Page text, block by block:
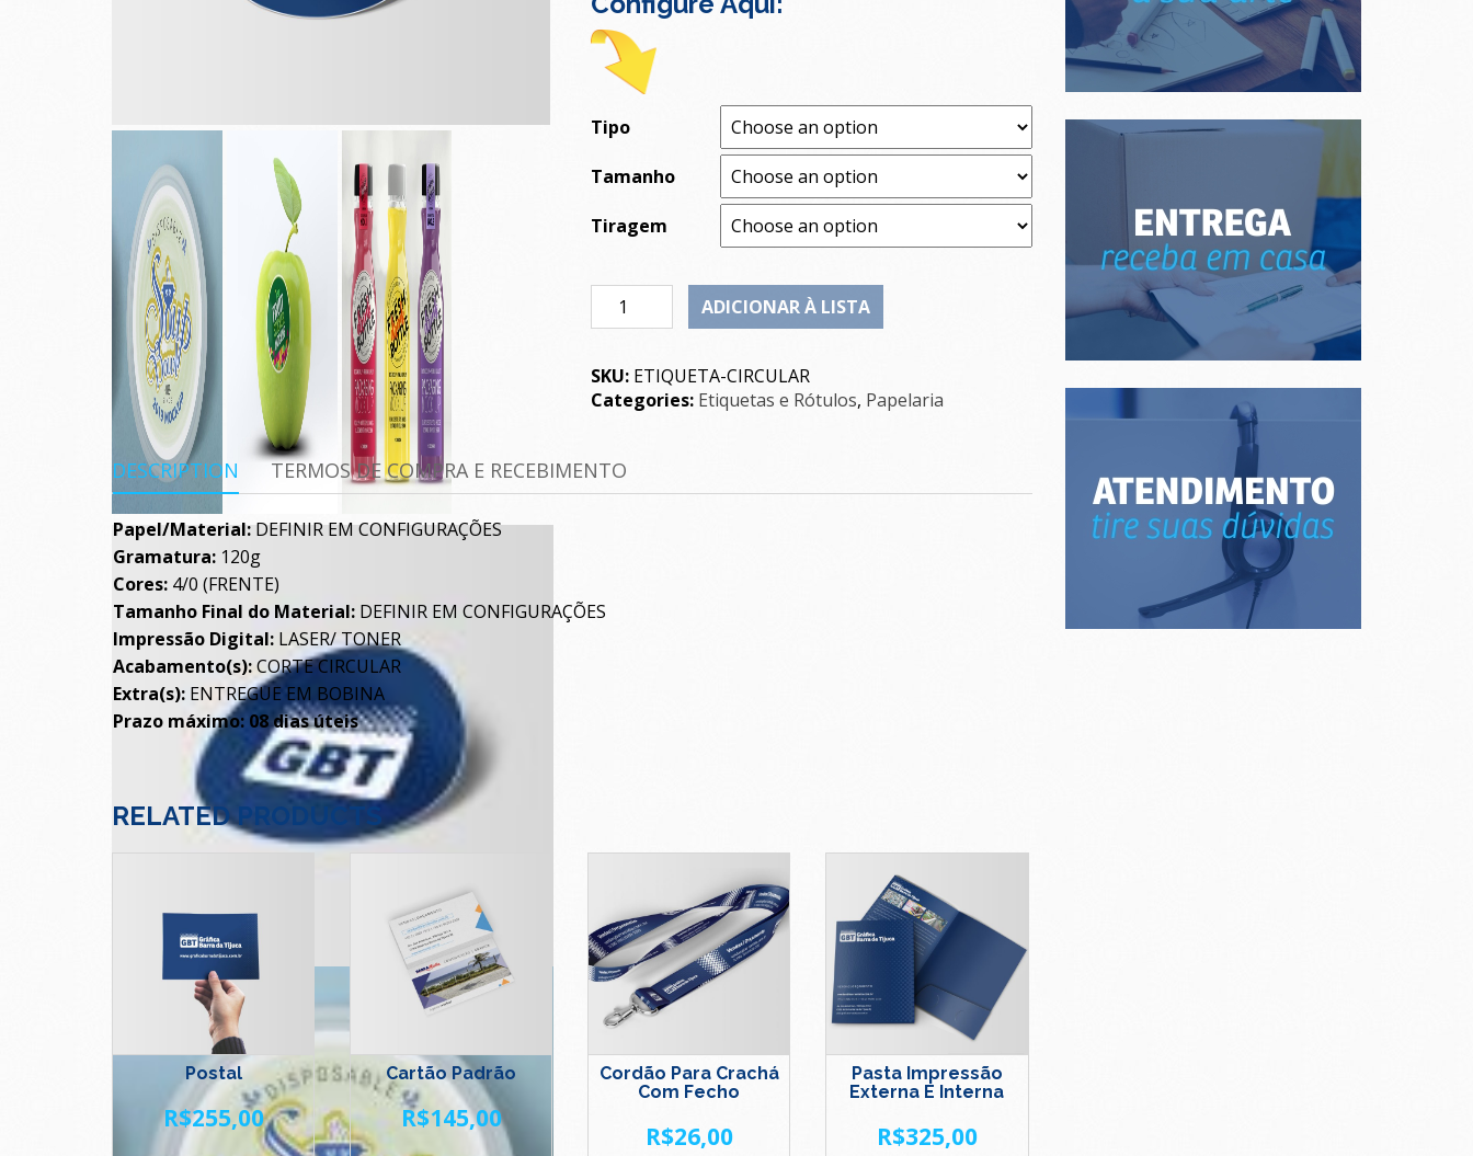
Tipo
Tamanho
Tiragem
Quantity ADICIONAR À LISTA
SKU: ETIQUETA-CIRCULAR
Categories: Etiquetas e Rótulos, Papelaria
DESCRIPTION TERMOS DE COMPRA E RECEBIMENTO
Papel/Material:DEFINIR EM CONFIGURAÇÕES
Gramatura: 120g
Cores: 4/0 (FRENTE)
Tamanho Final do Material: DEFINIR EM CONFIGURAÇÕES
Impressão Digital: LASER/ TONER
Acabamento(s):CORTE CIRCULAR
Extra(s): ENTREGUE EM BOBINA
Prazo máximo: 08 dias úteis
RELATED PRODUCTS
Postal
R$255,00
Cartão Padrão
R$145,00
Cordão Para Crachá
Com Fecho
R$26,00
Pasta Impressão
Externa E Interna
R$325,00